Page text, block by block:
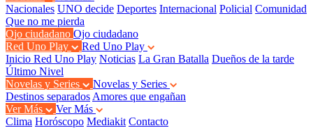
Nacionales UNO decide Deportes Internacional Policial Comunidad
Que no me pierda
Ojo ciudadano Ojo ciudadano
Red Uno Play
Red Uno Play
Inicio Red Uno Play Noticias La Gran Batalla Dueños de la tarde
Último Nivel
Novelas y Series
Novelas y Series
Destinos separados Amores que engañan
Ver Más
Ver Más
Clima Horóscopo Mediakit Contacto